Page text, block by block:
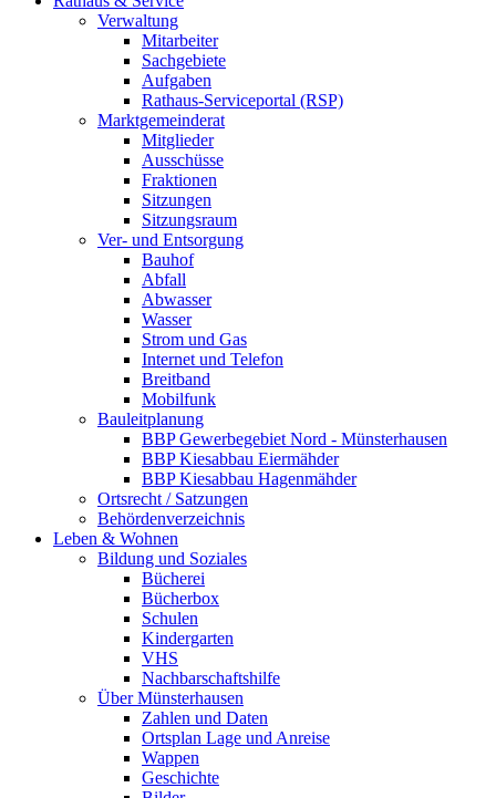
Verwaltung
Mitarbeiter
Sachgebiete
Aufgaben
Rathaus-Serviceportal (RSP)
Marktgemeinderat
Mitglieder
Ausschüsse
Fraktionen
Sitzungen
Sitzungsraum
Ver- und Entsorgung
Bauhof
Abfall
Abwasser
Wasser
Strom und Gas
Internet und Telefon
Breitband
Mobilfunk
Bauleitplanung
BBP Gewerbegebiet Nord - Münsterhausen
BBP Kiesabbau Eiermähder
BBP Kiesabbau Hagenmähder
Ortsrecht / Satzungen
Behördenverzeichnis
Leben & Wohnen
Bildung und Soziales
Bücherei
Bücherbox
Schulen
Kindergarten
VHS
Nachbarschaftshilfe
Über Münsterhausen
Zahlen und Daten
Ortsplan Lage und Anreise
Wappen
Geschichte